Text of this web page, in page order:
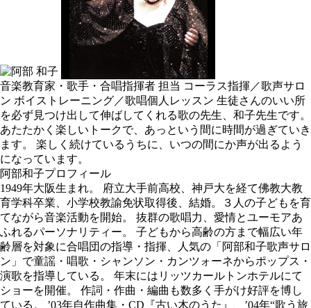
音楽教育家・歌手・合唱指揮者 担当 コーラス指揮／歌声サロ
ン ボイストレーニング／歌唱個人レッスン 生徒さんのいい所
を必ず見つけ出して伸ばしてくれる歌の先生、和子先生です。
あたたかく楽しいトークで、あっという間に時間が過ぎていき
ます。 楽しく続けているうちに、いつの間にか声が出るよう
になっています。
阿部和子プロフィール
1949年大阪生まれ。 府立大手前高校、神戸大を経て佛教大教
育学科卒業、小学校教諭免状取得後、結婚。３人の子どもを育
てながら音楽活動を開始。 抜群の歌唱力、愛情とユーモアあ
ふれるパーソナリティー。 子どもから高齢の方まで幅広い年
齢層を対象に合唱団の指導・指揮、人気の「阿部和子歌声サロ
ン」で童謡・唱歌・シャンソン・カンツォーネからポップス・
演歌を指導している。 年末にはリッツカールトンホテルにて
ショーを開催。 作詞・作曲・編曲も数多く手がけ好評を博し
ている。 ’03年自作曲集・CD『古い木のうた』、’04年“歌う旅